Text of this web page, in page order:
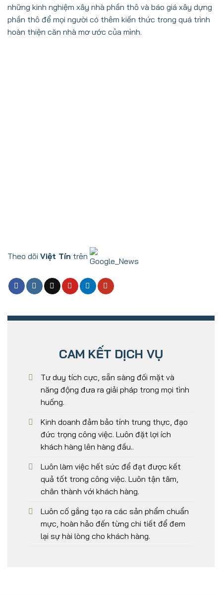
những kinh nghiệm xây nhà phần thô và báo giá xây dựng
phần thô để mọi người có thêm kiến thức trong quá trình
hoàn thiện căn nhà mơ ước của mình.
Theo dõi Việt Tín trên
CAM KẾT DỊCH VỤ
Tư duy tích cực, sẵn sàng đối mặt và
năng động đưa ra giải pháp trong mọi tình
huống.
Kinh doanh đảm bảo tính trung thực, đạo
đức trọng công việc. Luôn đặt lợi ích
khách hàng lên hàng đầu..
Luôn làm việc hết sức để đạt được kết
quả tốt trong công việc. Luôn tận tâm,
chân thành với khách hàng.
Luôn cố gắng tạo ra các sản phẩm chuẩn
mực, hoàn hảo đến từng chi tiết để đem
lại sự hài lòng cho khách hàng.